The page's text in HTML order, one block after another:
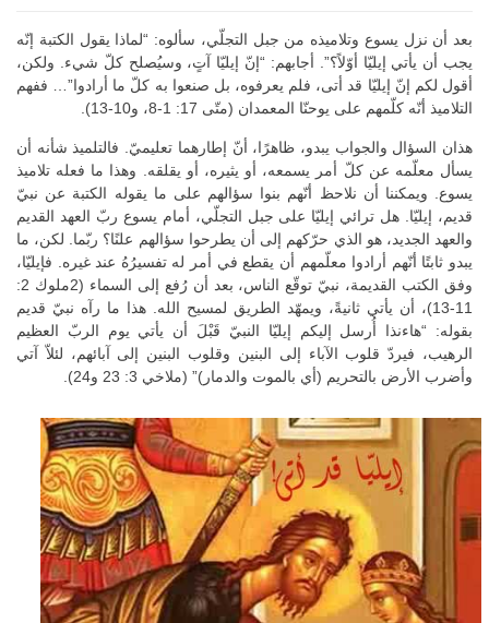
بعد أن نزل يسوع وتلاميذه من جبل التجلّي، سألوه: “لماذا يقول الكتبة إنّه
يجب أن يأتي إيليّا أوّلاً؟”. أجابهم: “إنّ إيليّا آتٍ، وسيُصلح كلّ شيء. ولكن،
أقول لكم إنّ إيليّا قد أتى، فلم يعرفوه، بل صنعوا به كلّ ما أرادوا”… ففهم
التلاميذ أنّه كلّمهم على يوحنّا المعمدان (متّى 17: 1-8، و10-13).
هذان السؤال والجواب يبدو، ظاهرًا، أنّ إطارهما تعليميّ. فالتلميذ شأنه أن
يسأل معلّمه عن كلّ أمر يسمعه، أو يثيره، أو يقلقه. وهذا ما فعله تلاميذ
يسوع. ويمكننا أن نلاحظ أنّهم بنوا سؤالهم على ما يقوله الكتبة عن نبيّ
قديم، إيليّا. هل ترائي إيليّا على جبل التجلّي، أمام يسوع ربّ العهد القديم
والعهد الجديد، هو الذي حرّكهم إلى أن يطرحوا سؤالهم علنًا؟ ربّما. لكن، ما
يبدو ثابتًا أنّهم أرادوا معلّمهم أن يقطع في أمر له تفسيرُهُ عند غيره. فإيليّا،
وفق الكتب القديمة، نبيّ توقّع الناس، بعد أن رُفع إلى السماء (2ملوك 2:
11-13)، أن يأتي ثانيةً، ويمهّد الطريق لمسيح الله. هذا ما رآه نبيّ قديم
بقوله: “هاءنذا أُرسل إليكم إيليّا النبيّ قَبْلَ أن يأتي يوم الربّ العظيم
الرهيب، فيردّ قلوب الآباء إلى البنين وقلوب البنين إلى آبائهم، لئلاّ آتي
وأضرب الأرض بالتحريم (أي بالموت والدمار)” (ملاخي 3: 23 و24).